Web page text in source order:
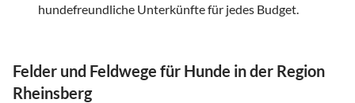
hundefreundliche Unterkünfte für jedes Budget.
Felder und Feldwege für Hunde in der Region
Rheinsberg